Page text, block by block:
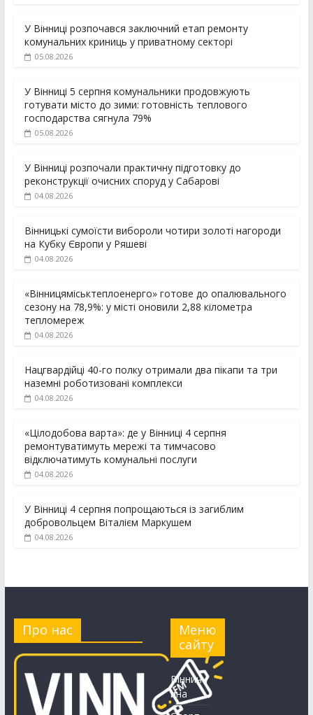
У Вінниці розпочався заключний етап ремонту
комунальних криниць у приватному секторі
05.08.2026
У Вінниці 5 серпня комунальники продовжують
готувати місто до зими: готовність теплового
господарства сягнула 79%
05.08.2026
У Вінниці розпочали практичну підготовку до
реконструкції очисних споруд у Сабарові
04.08.2026
Вінницькі сумоїсти вибороли чотири золоті нагороди
на Кубку Європи у Ряшеві
04.08.2026
«Вінницяміськтеплоенерго» готове до опалювального
сезону на 78,9%: у місті оновили 2,88 кілометра
тепломереж
04.08.2026
Нацгвардійці 40-го полку отримали два пікапи та три
наземні роботизовані комплекси
04.08.2026
«Цілодобова варта»: де у Вінниці 4 серпня
ремонтуватимуть мережі та тимчасово
відключатимуть комунальні послуги
04.08.2026
У Вінниці 4 серпня попрощаються із загиблим
добровольцем Віталієм Маркушем
04.08.2026
Про нас
Меню
сайту
Вінничч
ина